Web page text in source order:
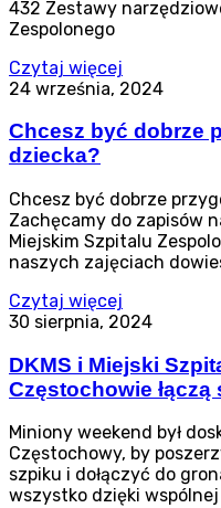
432 Zestawy
Zespolonego
Czytaj więcej
24 września, 2024
Chcesz być dobrze
dziecka?
Chcesz być dobrze
Zachęcamy do zapisów
Miejskim Szpitalu
naszych zajęciach
Czytaj więcej
30 sierpnia, 2024
DKMS i Miejski
Częstochowie łączą
Miniony weekend był
Częstochowy, by
szpiku i dołączyć do
wszystko dzięki wspólnej